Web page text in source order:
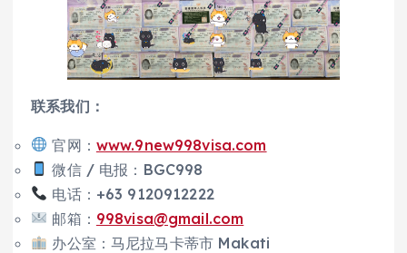
联系我们：
官网： www.9new998visa.com
微信 / 电报：BGC998
电话：+63 9120912222
邮箱： 998visa@gmail.com
办公室：马尼拉马卡蒂市 Makati